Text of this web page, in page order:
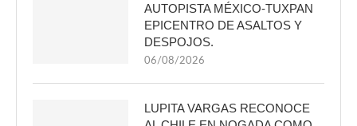
AUTOPISTA MÉXICO-TUXPAN
EPICENTRO DE ASALTOS Y
DESPOJOS.
06/08/2026
LUPITA VARGAS RECONOCE